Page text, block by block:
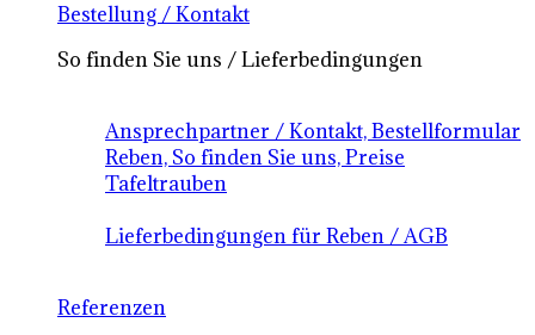
Bestellung / Kontakt
So finden Sie uns / Lieferbedingungen
Ansprechpartner / Kontakt, Bestellformular
Reben, So finden Sie uns, Preise
Tafeltrauben
Lieferbedingungen für Reben / AGB
Referenzen